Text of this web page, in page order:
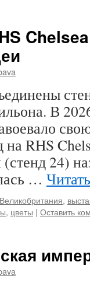
В
RHS
24)
…
Великобритания,
, цветы | Оставить